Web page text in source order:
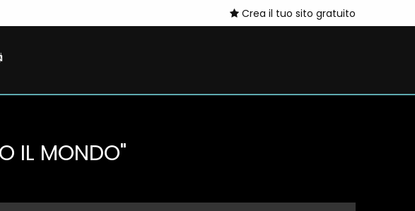
Crea il tuo sito gratuito
IL MONDO"